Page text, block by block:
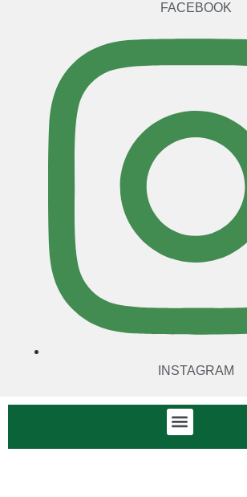
FACEBOOK
INSTAGRAM